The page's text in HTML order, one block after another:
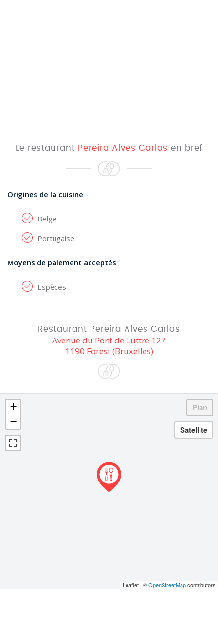
Le restaurant Pereira Alves Carlos en bref
Origines de la cuisine
Belge
Portugaise
Moyens de paiement acceptés
Espèces
Restaurant Pereira Alves Carlos
Avenue du Pont de Luttre 127
1190 Forest (Bruxelles)
+
−
Leaflet | ©OpenStreetMapcontributors